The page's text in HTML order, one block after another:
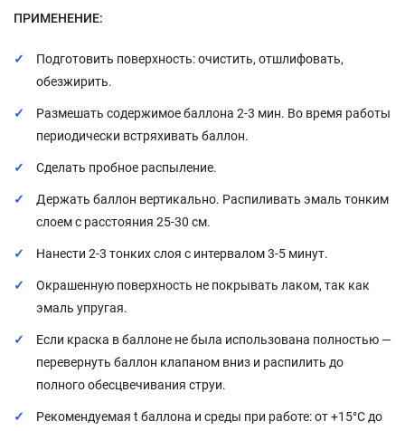
ПРИМЕНЕНИЕ:
Подготовить поверхность: очистить, отшлифовать,
обезжирить.
Размешать содержимое баллона 2-3 мин. Во время работы
периодически встряхивать баллон.
Сделать пробное распыление.
Держать баллон вертикально. Распиливать эмаль тонким
слоем с расстояния 25-30 см.
Нанести 2-3 тонких слоя с интервалом 3-5 минут.
Окрашенную поверхность не покрывать лаком, так как
эмаль упругая.
Если краска в баллоне не была использована полностью —
перевернуть баллон клапаном вниз и распилить до
полного обесцвечивания струи.
Рекомендуемая t баллона и среды при работе: от +15°C до